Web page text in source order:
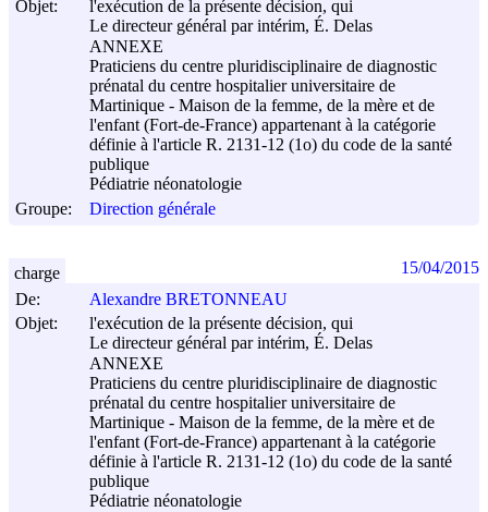
Objet:
l'exécution de la présente décision, qui
Le directeur général par intérim, É. Delas
ANNEXE
Praticiens du centre pluridisciplinaire de diagnostic
prénatal du centre hospitalier universitaire de
Martinique - Maison de la femme, de la mère et de
l'enfant (Fort-de-France) appartenant à la catégorie
définie à l'article R. 2131-12 (1o) du code de la santé
publique
Pédiatrie néonatologie
Groupe:
Direction générale
De:
Alexandre BRETONNEAU
Objet:
l'exécution de la présente décision, qui
Le directeur général par intérim, É. Delas
ANNEXE
Praticiens du centre pluridisciplinaire de diagnostic
prénatal du centre hospitalier universitaire de
Martinique - Maison de la femme, de la mère et de
l'enfant (Fort-de-France) appartenant à la catégorie
définie à l'article R. 2131-12 (1o) du code de la santé
publique
Pédiatrie néonatologie
charge 15/04/2015